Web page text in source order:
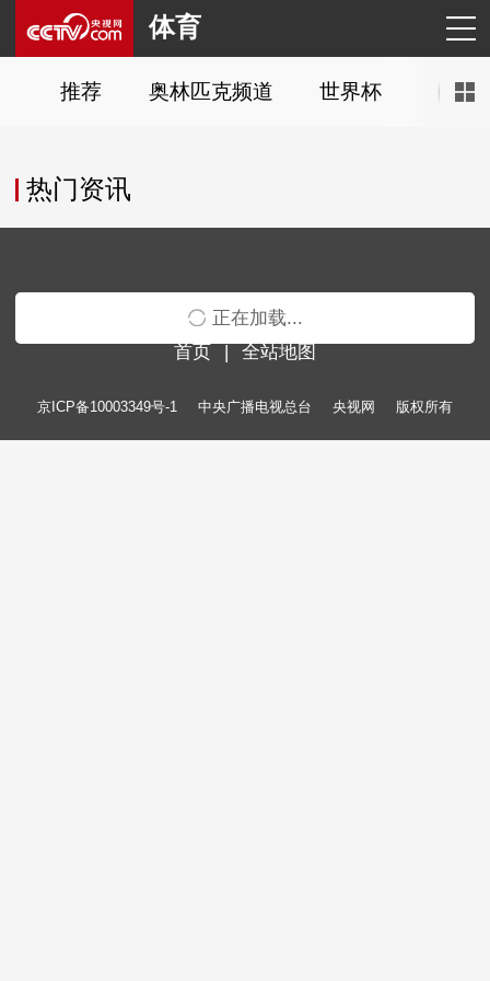
体育
推荐 奥林匹克频道 世界杯 NBA
热门资讯
正在加载...
首页
| 全站地图
京ICP备10003349号-1 中央广播电视总台 央视网 版权所有